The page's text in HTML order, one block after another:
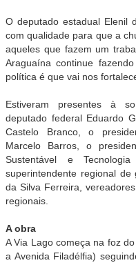
O deputado estadual Elenil
com qualidade para que a
aqueles que fazem um
Araguaína continue
política é que vai nos
Estiveram presentes à
deputado federal Eduardo
Castelo Branco, o
Marcelo Barros, o
Sustentável e
superintendente regional
da Silva Ferreira,
regionais.
A obra
A Via Lago começa na foz
a Avenida Filadélfia)